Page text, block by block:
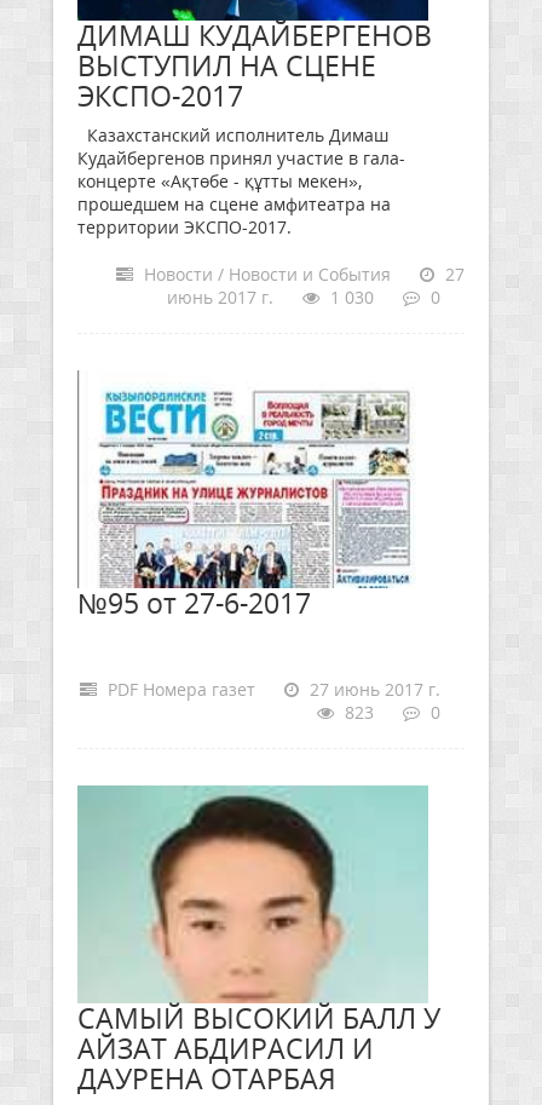
ДИМАШ КУДАЙБЕРГЕНОВ
ВЫСТУПИЛ НА СЦЕНЕ
ЭКСПО-2017
Казахстанский исполнитель Димаш
Кудайбергенов принял участие в гала-
концерте «Ақтөбе - құтты мекен»,
прошедшем на сцене амфитеатра на
территории ЭКСПО-2017.
Новости / Новости и События
27
июнь 2017 г.
1 030 0
№95 от 27-6-2017
PDF Номера газет
27 июнь 2017 г.
823
0
САМЫЙ ВЫСОКИЙ БАЛЛ У
АЙЗАТ АБДИРАСИЛ И
ДАУРЕНА ОТАРБАЯ